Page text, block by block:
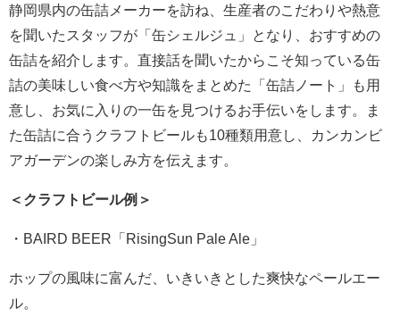
静岡県内の缶詰メーカーを訪ね、生産者のこだわりや熱意
を聞いたスタッフが「缶シェルジュ」となり、おすすめの
缶詰を紹介します。直接話を聞いたからこそ知っている缶
詰の美味しい食べ方や知識をまとめた「缶詰ノート」も用
意し、お気に入りの一缶を見つけるお手伝いをします。ま
た缶詰に合うクラフトビールも10種類用意し、カンカンビ
アガーデンの楽しみ方を伝えます。
＜クラフトビール例＞
・BAIRD BEER「RisingSun Pale Ale」
ホップの風味に富んだ、いきいきとした爽快なペールエー
ル。